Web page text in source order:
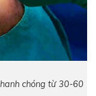
chóng từ 30-60